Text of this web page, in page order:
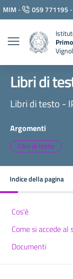
Vai ai contenuti
Vai al menu di
Vai al footer
MIM - 059 771195 -
Libri di
Libri di testo -
Argomenti
Libri di testo
Indice della pagina
Cos'è
Come si accede al
Documenti